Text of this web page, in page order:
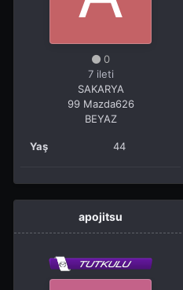
0
7 ileti
SAKARYA
99 Mazda626
BEYAZ
Yaş 44
apojitsu